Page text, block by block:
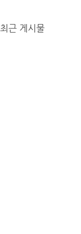
최근 게시물